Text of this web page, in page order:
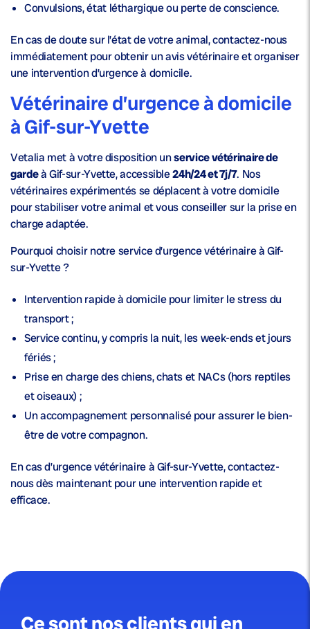
Convulsions, état léthargique ou perte de conscience.
En cas de doute sur l’état de votre animal, contactez-nous
immédiatement pour obtenir un avis vétérinaire et organiser
une intervention d’urgence à domicile.
Vétérinaire d’urgence à domicile
à Gif-sur-Yvette
Vetalia met à votre disposition unservice vétérinaire de
gardeà Gif-sur-Yvette, accessible24h/24 et 7j/7. Nos
vétérinaires expérimentés se déplacent à votre domicile
pour stabiliser votre animal et vous conseiller sur la prise en
charge adaptée.
Pourquoi choisir notre service d’urgence vétérinaire à Gif-
sur-Yvette ?
Intervention rapideà domicile pour limiter le stress du
transport ;
Service continu, y compris la nuit, les week-ends et jours
fériés ;
Prise en charge des chiens, chats et NACs(hors reptiles
et oiseaux) ;
Un accompagnement personnalisé pour assurer le bien-
être de votre compagnon.
En cas d’urgence vétérinaire à Gif-sur-Yvette, contactez-
nous dès maintenant pour une intervention rapide et
efficace.